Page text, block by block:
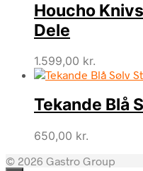
var:
Houcho
Dele
1.599,00 kr.
Tekande Blå
650,00 kr.
© 2026 Gastro Group